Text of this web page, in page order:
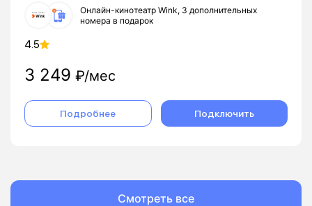
Онлайн-кинотеатр Wink, 3 дополнительных
номера в подарок
4.5
3 249 ₽/мес
Подробнее Подключить
Смотреть все